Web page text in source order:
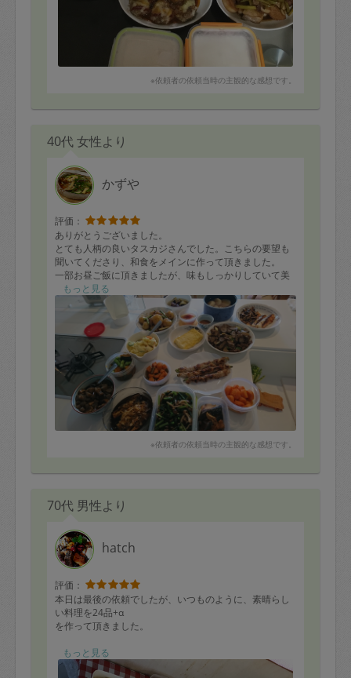
※依頼者の依頼当時の主観的な感想です。
40代 女性より
かずや
評価：
ありがとうございました。
とても人柄の良いタスカジさんでした。こちらの要望も
聞いてくださり、和食をメインに作って頂きました。
一部お昼ご飯に頂きましたが、味もしっかりしていて美
味しかったです。
他のものもこれから、頂くのが楽しみです。
後片付けもしっかりしていて、嬉しかったです。
ありがとうございました。
また、是非お願いしたいです。
もっと見る
※依頼者の依頼当時の主観的な感想です。
70代 男性より
hatch
評価：
本日は最後の依頼でしたが、いつものように、素晴らし
い料理を24品+α
を作って頂きました。
ハッチさんのお陰でこの2年、本当に、美味しい料理を食
べる事ができて、ありがかったです。
もっと見る